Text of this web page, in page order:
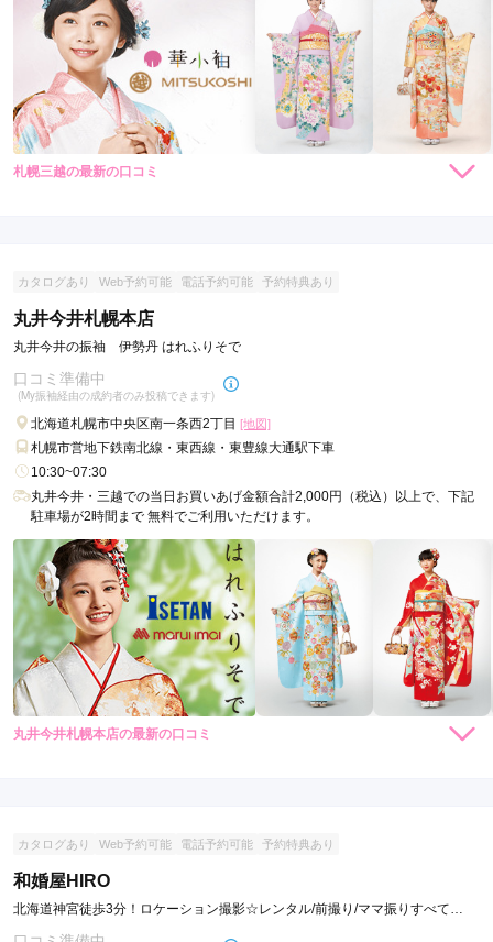
札幌三越の最新の口コミ
カタログあり Web予約可能 電話予約可能 予約特典あり
丸井今井札幌本店
丸井今井の振袖 伊勢丹 はれふりそで
口コミ準備中
(My振袖経由の成約者のみ投稿できます)
北海道札幌市中央区南一条西2丁目 [地図]
札幌市営地下鉄南北線・東西線・東豊線大通駅下車
10:30~07:30
丸井今井・三越での当日お買いあげ金額合計2,000円（税込）以上で、下記
駐車場が2時間まで 無料でご利用いただけます。
丸井今井札幌本店の最新の口コミ
カタログあり Web予約可能 電話予約可能 予約特典あり
和婚屋HIRO
北海道神宮徒歩3分！ロケーション撮影☆レンタル/前撮り/ママ振りすべて